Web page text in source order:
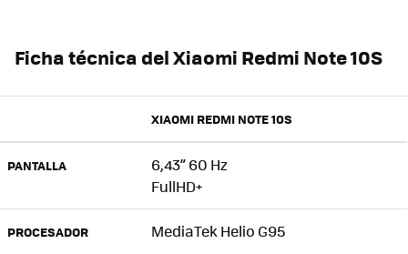
Ficha técnica del Xiaomi Redmi Note 10S
XIAOMI REDMI NOTE 10S
PANTALLA
6,43” 60 Hz
FullHD+
PROCESADOR MediaTek Helio G95